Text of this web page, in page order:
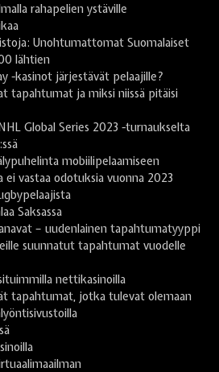
rahapelien ystäville
Unohtumattomat Suomalaiset
lähtien
-kasinot järjestävät pelaajille?
tapahtumat ja miksi niissä pitäisi
Global Series 2023 -turnaukselta
mobiilipelaamiseen
ei vastaa odotuksia vuonna 2023
Saksassa
– uudenlainen tapahtumatyyppi
suunnatut tapahtumat vuodelle
nettikasinoilla
tapahtumat, jotka tulevat olemaan